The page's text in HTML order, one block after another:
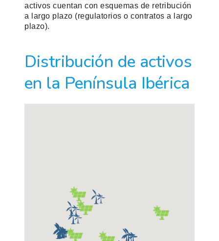
activos cuentan con esquemas de retribución
a largo plazo (regulatorios o contratos a largo
plazo).
Distribución de activos
en la Península Ibérica